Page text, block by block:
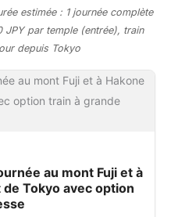
estimée : 1 journée complète
JPY par temple (entrée), train
depuis Tokyo
au mont Fuji et à
Tokyo avec option